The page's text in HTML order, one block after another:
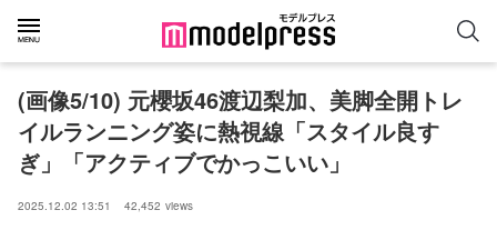
(画像5/10) 元櫻坂46渡辺梨加、美脚全開トレ
イルランニング姿に熱視線「スタイル良す
ぎ」「アクティブでかっこいい」
2025.12.02 13:51 42,452 views